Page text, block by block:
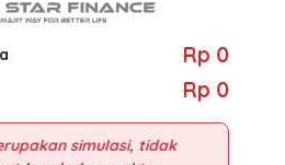
Rp 0
Rp 0
simulasi, tidak